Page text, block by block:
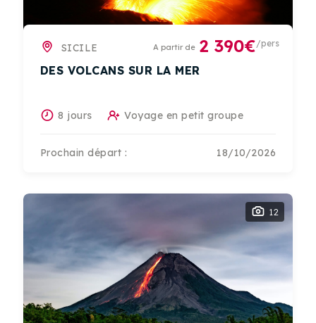
SICILE A partir de 2 390€/pers
DES VOLCANS SUR LA MER
8 jours Voyage en petit groupe
Prochain départ : 18/10/2026
12